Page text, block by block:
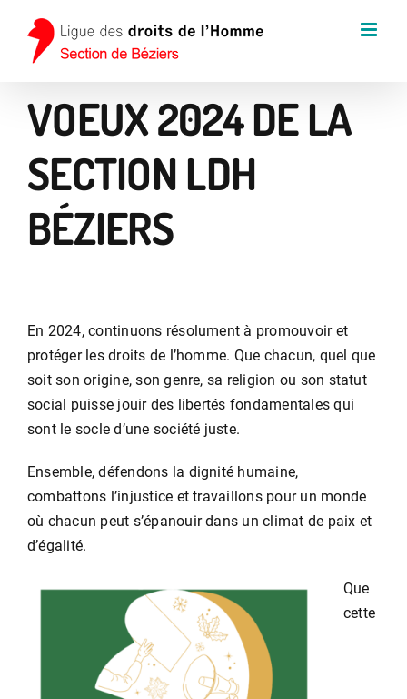
contenu
VOEUX 2024 DE LA
SECTION LDH
BÉZIERS
En 2024, continuons résolument à promouvoir et
protéger les droits de l’homme. Que chacun, quel que
soit son origine, son genre, sa religion ou son statut
social puisse jouir des libertés fondamentales qui
sont le socle d’une société juste.
Ensemble, défendons la dignité humaine,
combattons l’injustice et travaillons pour un monde
où chacun peut s’épanouir dans un climat de paix et
d’égalité.
Que
cette